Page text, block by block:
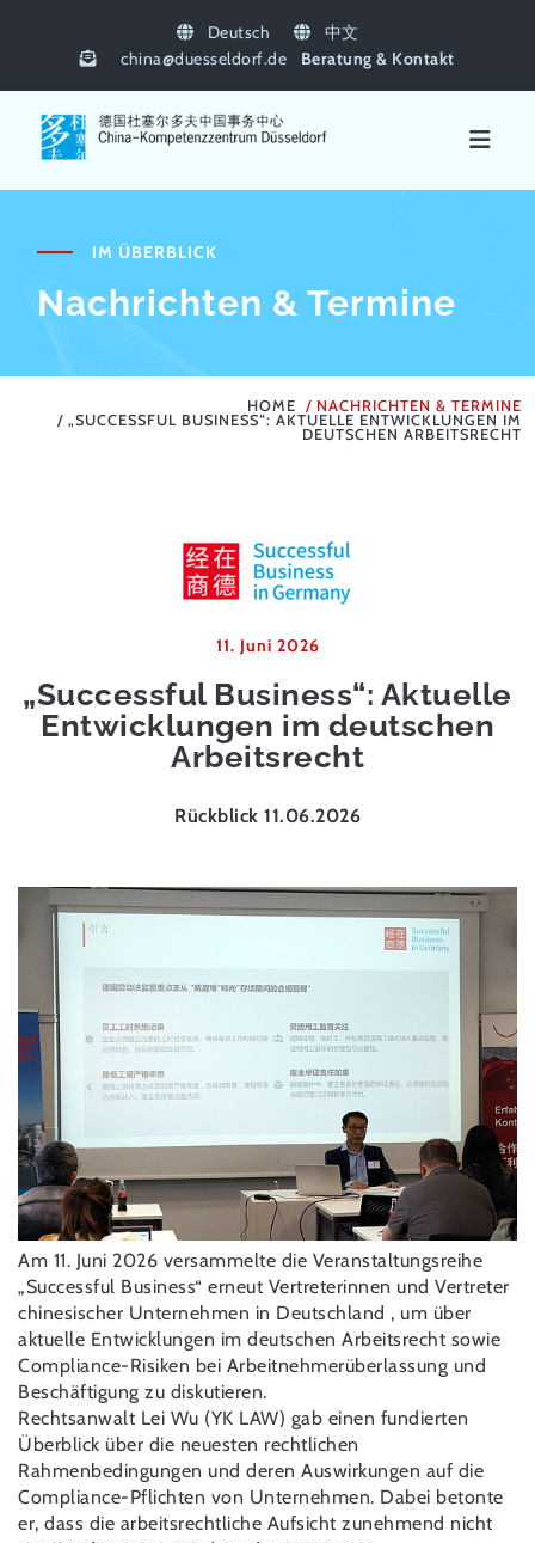
Deutsch
中文
china@duesseldorf.de Beratung & Kontakt
IM ÜBERBLICK
Nachrichten & Termine
HOME
NACHRICHTEN & TERMINE
„SUCCESSFUL BUSINESS“: AKTUELLE ENTWICKLUNGEN IM
DEUTSCHEN ARBEITSRECHT
11. Juni 2026
„Successful Business“: Aktuelle
Entwicklungen im deutschen
Arbeitsrecht
Rückblick 11.06.2026
Am 11. Juni 2026 versammelte die Veranstaltungsreihe
„Successful Business“ erneut Vertreterinnen und Vertreter
chinesischer Unternehmen in Deutschland , um über
aktuelle Entwicklungen im deutschen Arbeitsrecht sowie
Compliance-Risiken bei Arbeitnehmerüberlassung und
Beschäftigung zu diskutieren.
Rechtsanwalt Lei Wu (YK LAW) gab einen fundierten
Überblick über die neuesten rechtlichen
Rahmenbedingungen und deren Auswirkungen auf die
Compliance-Pflichten von Unternehmen. Dabei betonte
er, dass die arbeitsrechtliche Aufsicht zunehmend nicht